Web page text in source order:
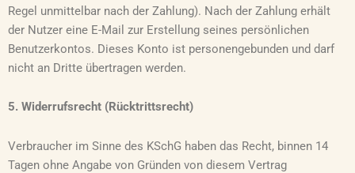
Regel unmittelbar nach der Zahlung). Nach der Zahlung erhält
der Nutzer eine E-Mail zur Erstellung seines persönlichen
Benutzerkontos. Dieses Konto ist personengebunden und darf
nicht an Dritte übertragen werden.
5. Widerrufsrecht (Rücktrittsrecht)
Verbraucher im Sinne des KSchG haben das Recht, binnen 14
Tagen ohne Angabe von Gründen von diesem Vertrag